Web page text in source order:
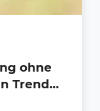
ohne
Trend